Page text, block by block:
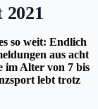
2021
so weit: Endlich
aus acht
im Alter von 7 bis
lebt trotz